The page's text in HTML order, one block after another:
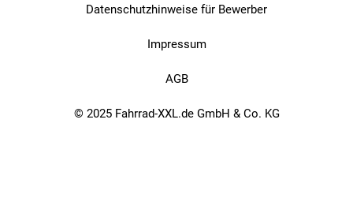
Datenschutzhinweise für Bewerber
Impressum
AGB
© 2025 Fahrrad-XXL.de GmbH & Co. KG